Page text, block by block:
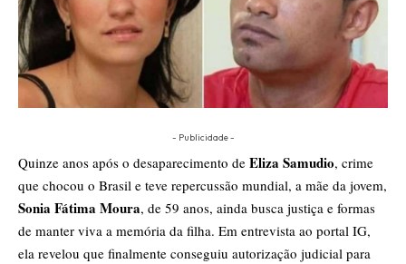
- Publicidade -
Quinze anos após o desaparecimento de Eliza Samudio, crime
que chocou o Brasil e teve repercussão mundial, a mãe da jovem,
Sonia Fátima Moura, de 59 anos, ainda busca justiça e formas
de manter viva a memória da filha. Em entrevista ao portal IG,
ela revelou que finalmente conseguiu autorização judicial para